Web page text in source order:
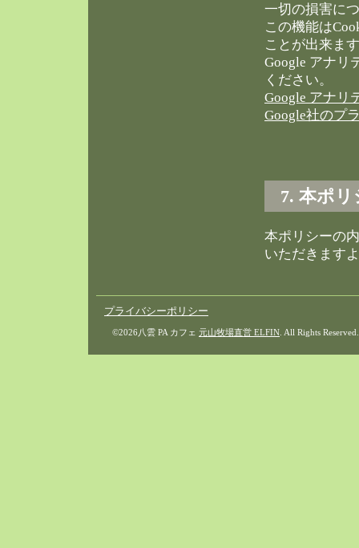
一切の損害に
この機能は
ことが出来ま
Google アナリ
ください。
Google アナリ
Google社のプ
7. 本ポ
本ポリシーの
いただきます
プライバシーポリシー
©2026八雲 PA カフェ 元山牧場直営 ELFIN . All Rights Reserved.